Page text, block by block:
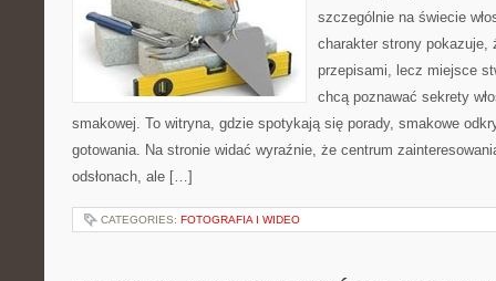
szczególnie na świecie
charakter strony pokazuje,
przepisami, lecz miejsce
chcą poznawać sekrety
smakowej. To witryna, gdzie spotykają się porady, smakowe
gotowania. Na stronie widać wyraźnie, że centrum
odsłonach, ale […]
CATEGORIES: FOTOGRAFIA I WIDEO